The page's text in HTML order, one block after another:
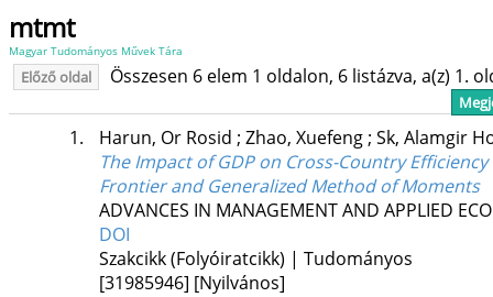
mtmt
Magyar Tudományos Művek Tára
Előző oldal Összesen 6 elem 1 oldalon, 6 listázva, a(z) 1.
1. Harun, Or Rosid ; Zhao, Xuefeng; Sk, Alamgir
The Impact of GDP on Cross-Country
Frontier and Generalized Method of Moments
ADVANCES IN MANAGEMENT AND APPLIED
DOI
Szakcikk (Folyóiratcikk) | Tudományos
[31985946] [Nyilvános]